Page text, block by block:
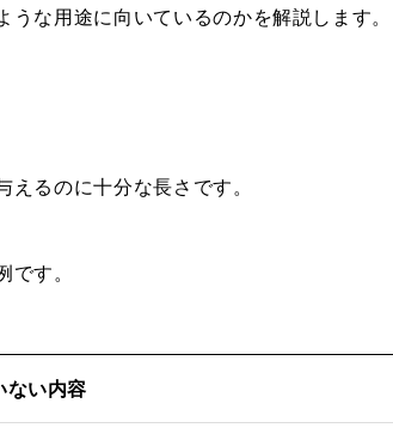
な用途に向いているのかを解説します。
るのに十分な長さです。
す。
ない内容